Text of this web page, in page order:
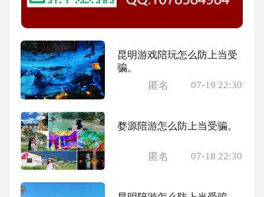
昆明游戏陪玩怎么防上当受
骗。
匿名
07-19 22:30
婺源陪游怎么防上当受骗。
匿名 07-18 22:30